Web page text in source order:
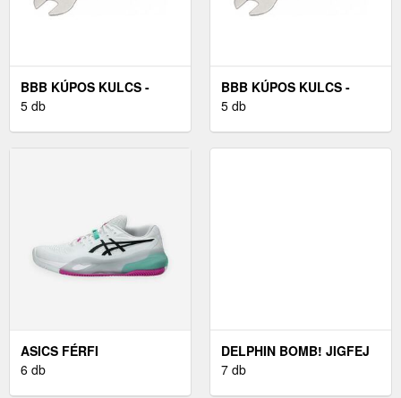
BBB KÚPOS KULCS -
CONEFIX 17 MM -
5 db
BBB KÚPOS KULCS -
CONEFIX 15 MM -
5 db
ASICS FÉRFI
TENISZCIPŐ, SALAKOS
6 db
DELPHIN BOMB! JIGFEJ
GALLÉR NÉLKÜL 5 G 1-
7 db